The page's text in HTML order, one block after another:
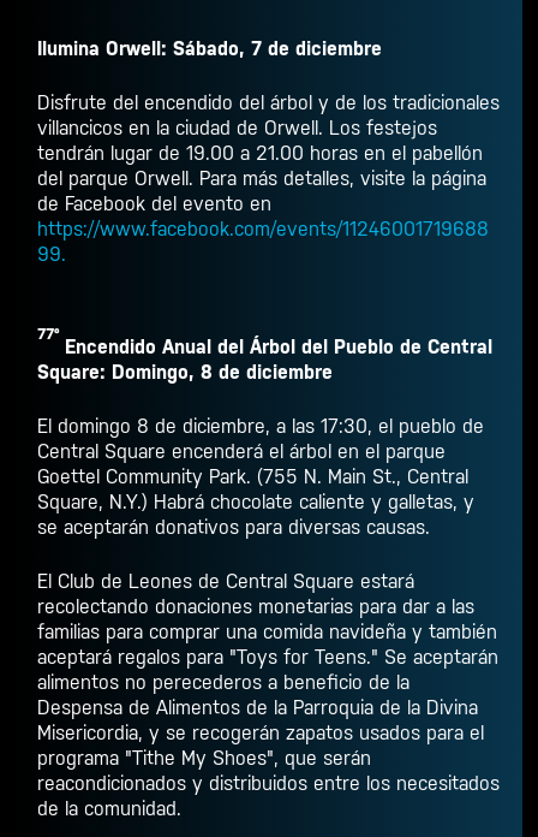
Ilumina Orwell: Sábado, 7 de diciembre
Disfrute del encendido del árbol y de los tradicionales
villancicos en la ciudad de Orwell. Los festejos
tendrán lugar de 19.00 a 21.00 horas en el pabellón
del parque Orwell. Para más detalles, visite la página
de Facebook del evento en
https://www.facebook.com/events/11246001719688
99.
77º
Encendido Anual del Árbol del Pueblo de Central
Square: Domingo, 8 de diciembre
El domingo 8 de diciembre, a las 17:30, el pueblo de
Central Square encenderá el árbol en el parque
Goettel Community Park. (755 N. Main St., Central
Square, N.Y.) Habrá chocolate caliente y galletas, y
se aceptarán donativos para diversas causas.
El Club de Leones de Central Square estará
recolectando donaciones monetarias para dar a las
familias para comprar una comida navideña y también
aceptará regalos para "Toys for Teens." Se aceptarán
alimentos no perecederos a beneficio de la
Despensa de Alimentos de la Parroquia de la Divina
Misericordia, y se recogerán zapatos usados para el
programa "Tithe My Shoes", que serán
reacondicionados y distribuidos entre los necesitados
de la comunidad.